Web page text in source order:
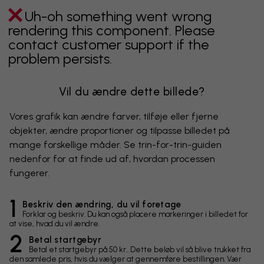
Uh-oh something went wrong
rendering this component. Please
contact customer support if the
problem persists.
Vil du ændre dette billede?
Vores grafik kan ændre farver, tilføje eller fjerne
objekter, ændre proportioner og tilpasse billedet på
mange forskellige måder. Se trin-for-trin-guiden
nedenfor for at finde ud af, hvordan processen
fungerer.
1 Beskriv den ændring, du vil foretage
Forklar og beskriv. Du kan også placere markeringer i billedet for
at vise, hvad du vil ændre.
2 Betal startgebyr
Betal et startgebyr på 50 kr.. Dette beløb vil så blive trukket fra
den samlede pris, hvis du vælger at gennemføre bestillingen. Vær